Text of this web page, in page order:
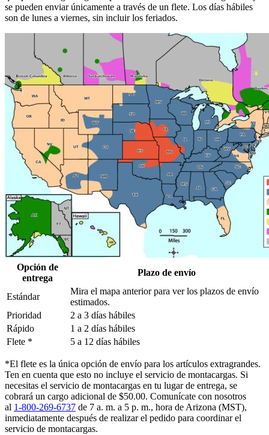
se pueden enviar únicamente a través de un flete. Los días hábiles
son de lunes a viernes, sin incluir los feriados.
Opción de
entrega
Plazo de envío
Estándar
Mira el mapa anterior para ver los plazos de envío
estimados.
Prioridad
2 a 3 días hábiles
Rápido
1 a 2 días hábiles
Flete *
5 a 12 días hábiles
*El flete es la única opción de envío para los artículos extragrandes.
Ten en cuenta que esto no incluye el servicio de montacargas. Si
necesitas el servicio de montacargas en tu lugar de entrega, se
cobrará un cargo adicional de $50.00. Comunícate con nosotros
al 1-800-269-6737 de 7 a. m. a 5 p. m., hora de Arizona (MST),
inmediatamente después de realizar el pedido para coordinar el
servicio de montacargas.